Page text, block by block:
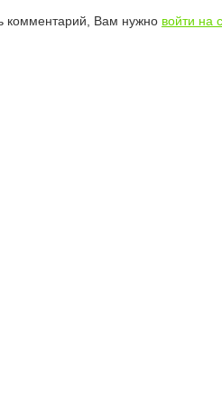
комментарий, Вам нужно войти на